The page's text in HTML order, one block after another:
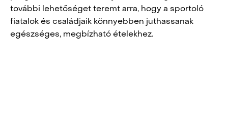
további lehetőséget teremt arra, hogy a sportoló
fiatalok és családjaik könnyebben juthassanak
egészséges, megbízható ételekhez.